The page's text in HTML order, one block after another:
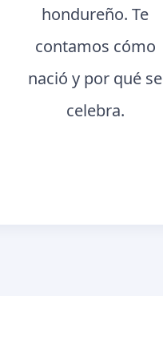
hondureño. Te
contamos cómo
nació y por qué se
celebra.